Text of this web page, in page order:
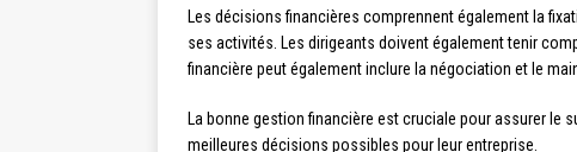
Les décisions financières comprennent également la
ses activités. Les dirigeants doivent également tenir
financière peut également inclure la négociation et le
La bonne gestion financière est cruciale pour assurer le
meilleures décisions possibles pour leur entreprise.